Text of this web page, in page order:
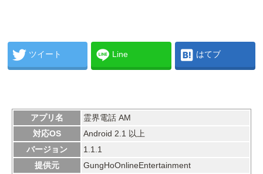
ツイート Line はてブ
アプリ名
霊界電話 AM
対応OS
Android 2.1 以上
バージョン
1.1.1
提供元
GungHoOnlineEntertainment